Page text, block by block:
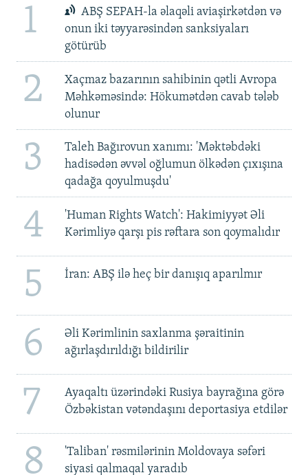
1
ABŞ SEPAH-la əlaqəli aviaşirkətdən və
onun iki təyyarəsindən sanksiyaları
götürüb
2
Xaçmaz bazarının sahibinin qətli Avropa
Məhkəməsində: Hökumətdən cavab tələb
olunur
3
Taleh Bağırovun xanımı: 'Məktəbdəki
hadisədən əvvəl oğlumun ölkədən çıxışına
qadağa qoyulmuşdu'
4
'Human Rights Watch': Hakimiyyət Əli
Kərimliyə qarşı pis rəftara son qoymalıdır
5 İran: ABŞ ilə heç bir danışıq aparılmır
6
Əli Kərimlinin saxlanma şəraitinin
ağırlaşdırıldığı bildirilir
7
Ayaqaltı üzərindəki Rusiya bayrağına görə
Özbəkistan vətəndaşını deportasiya etdilər
8
'Taliban' rəsmilərinin Moldovaya səfəri
siyasi qalmaqal yaradıb